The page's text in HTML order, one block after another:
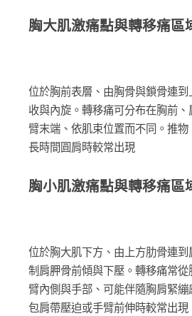
胸大肌激痛點與轉移痛區
位於胸前表層、由胸骨與鎖骨連
收與內旋。轉移痛可分布在胸前
臂末端、依肌束位置而不同。推
長時間圓肩時較常出現
胸小肌激痛點與轉移痛區
位於胸大肌下方、由上方肋骨連
制肩胛骨前傾與下壓。轉移痛常
臂內側與手部、可能伴隨胸肩緊
包肩帶壓迫或手臂前伸時較常出現